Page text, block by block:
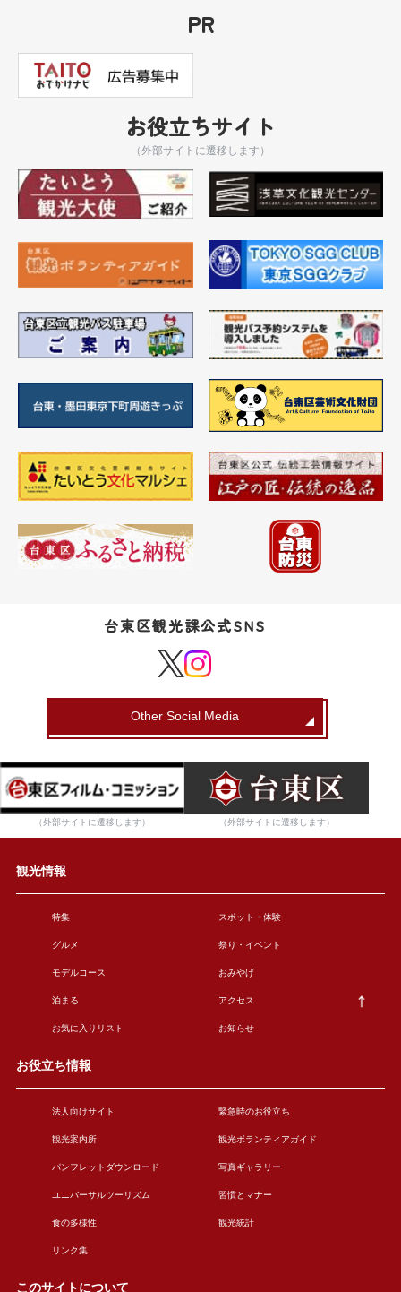
PR
お役立ちサイト
（外部サイトに遷移します）
台東区観光課公式SNS
Other Social Media
（外部サイトに遷移します） （外部サイトに遷移します）
観光情報
特集 スポット・体験
グルメ 祭り・イベント
モデルコース おみやげ
泊まる アクセス
お気に入りリスト お知らせ
お役立ち情報
法人向けサイト 緊急時のお役立ち
観光案内所 観光ボランティアガイド
パンフレットダウンロード 写真ギャラリー
ユニバーサルツーリズム 習慣とマナー
食の多様性 観光統計
リンク集
このサイトについて